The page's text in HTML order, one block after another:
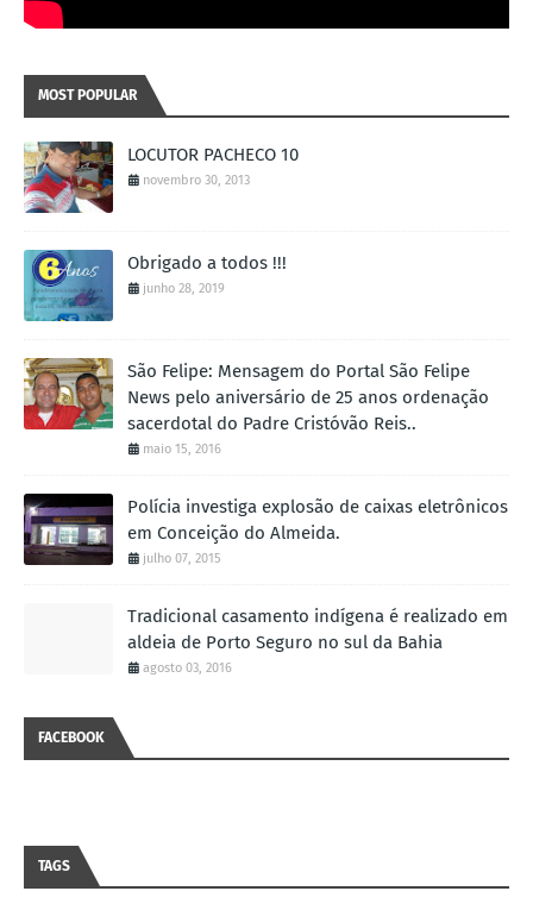
MOST POPULAR
LOCUTOR PACHECO 10
novembro 30, 2013
Obrigado a todos !!!
junho 28, 2019
São Felipe: Mensagem do Portal São Felipe
News pelo aniversário de 25 anos ordenação
sacerdotal do Padre Cristóvão Reis..
maio 15, 2016
Polícia investiga explosão de caixas eletrônicos
em Conceição do Almeida.
julho 07, 2015
Tradicional casamento indígena é realizado em
aldeia de Porto Seguro no sul da Bahia
agosto 03, 2016
FACEBOOK
TAGS